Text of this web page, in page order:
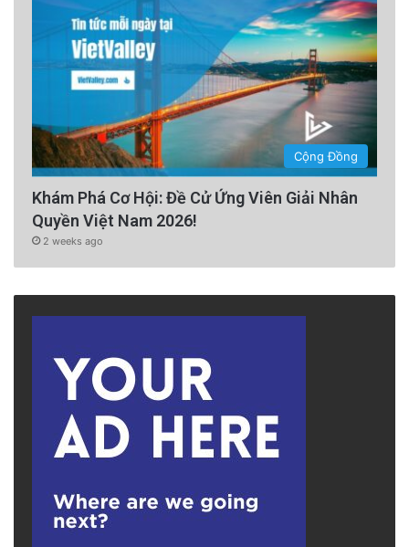
Cộng Đồng
Khám Phá Cơ Hội: Đề Cử Ứng Viên Giải Nhân
Quyền Việt Nam 2026!
2 weeks ago